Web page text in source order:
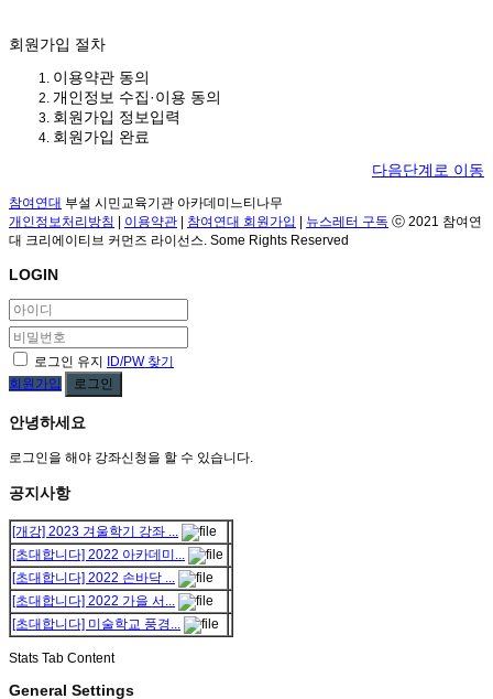
회원가입 절차
이용약관 동의
개인정보 수집·이용 동의
회원가입 정보입력
회원가입 완료
다음단계로 이동
참여연대 부설 시민교육기관 아카데미느티나무
개인정보처리방침
이용약관 참여연대 회원가입 뉴스레터 구독 ⓒ 2021 참여연
대 크리에이티브 커먼즈 라이선스. Some Rights Reserved
LOGIN
로그인 유지
ID/PW 찾기
회원가입
로그인
안녕하세요
로그인을 해야 강좌신청을 할 수 있습니다.
공지사항
[개강] 2023 겨울학기 강좌 ...
[초대합니다] 2022 아카데미...
[초대합니다] 2022 손바닥 ...
[초대합니다] 2022 가을 서...
[초대합니다] 미술학교 풍경...
Stats Tab Content
General Settings